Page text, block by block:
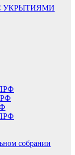
УКРЫТИЯМИ
собрании